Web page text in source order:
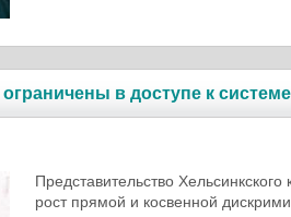
в доступе к
Представительство
рост прямой и косвенной